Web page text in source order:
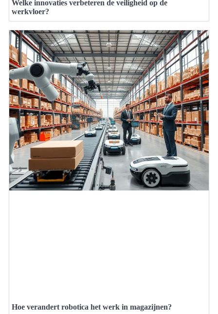
Welke innovaties verbeteren de veiligheid op de
werkvloer?
Hoe verandert robotica het werk in magazijnen?